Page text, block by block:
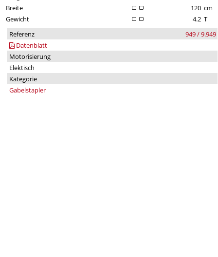
Breite
120 cm
Gewicht
4.2 T
Referenz
949 / 9.949
Datenblatt
Motorisierung
Elektisch
Kategorie
Gabelstapler